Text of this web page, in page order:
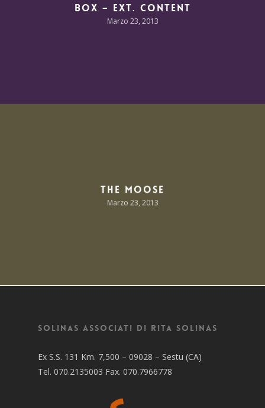
Box – Ext. Content
Marzo 23, 2013
The Moose
Marzo 23, 2013
Solinas Associati di Rita Solinas
Ex S.S. 131 Km. 7,500 – 09028 – Sestu (CA)
Tel. 070.2135003 Fax. 070.7966778